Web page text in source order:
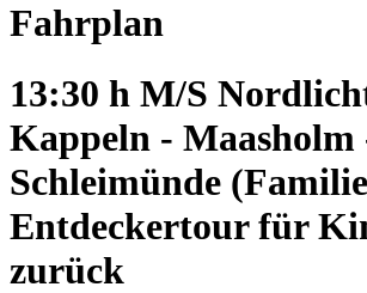
Fahrplan
13:30 h M/S
Kappeln - Maasholm
Schleimünde
Entdeckertour für
zurück